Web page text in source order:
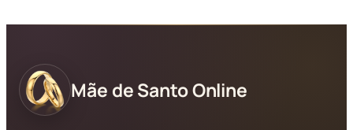
Mãe de Santo Online